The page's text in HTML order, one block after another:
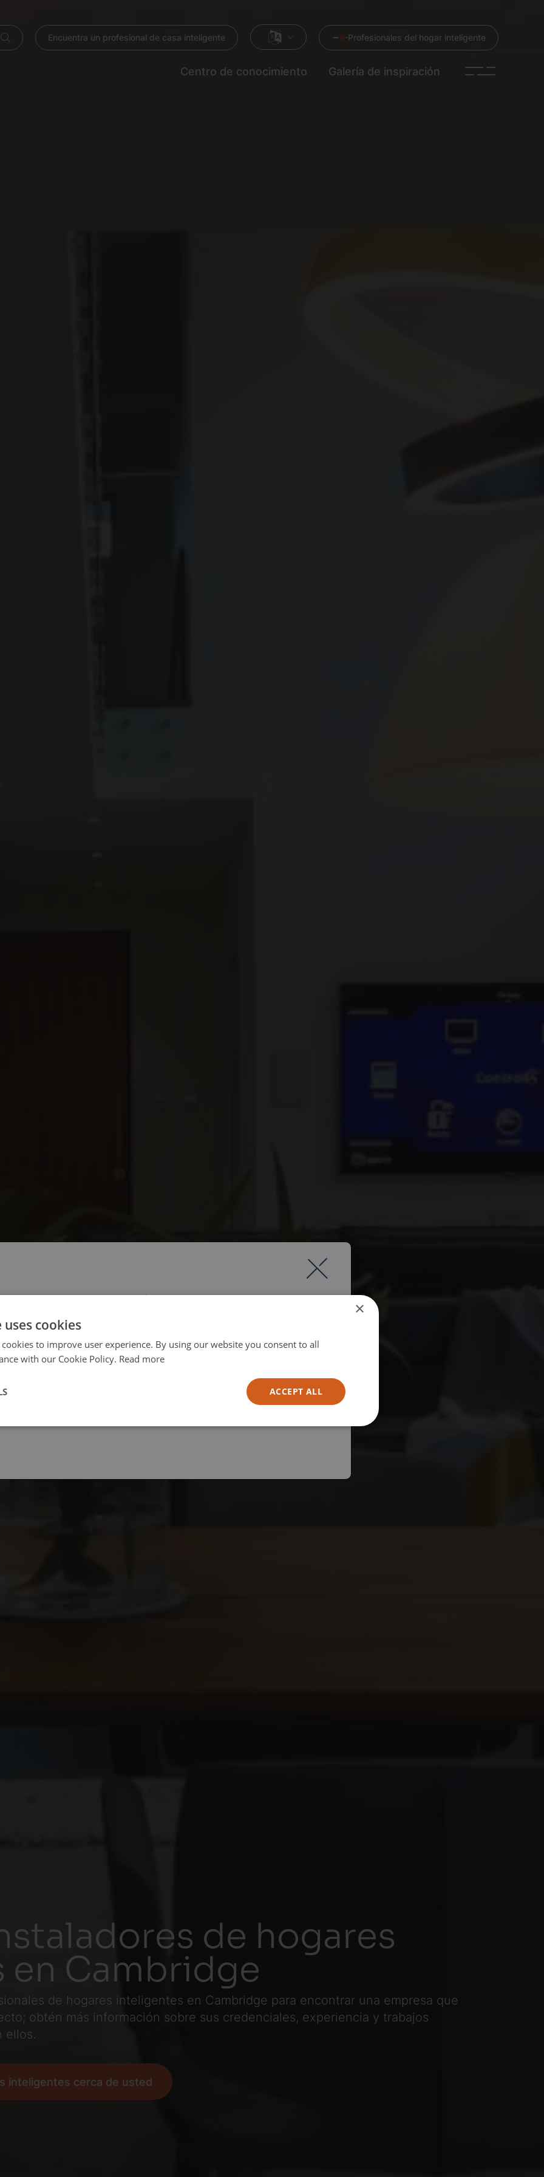
Encuentra un profesional de casa inteligente Profesionales del hogar inteligente
Centro de conocimiento Galería de inspiración
de hogares
Cambridge
de hogares inteligentes en Cambridge para encontrar una empresa que
obtén más información sobre sus credenciales, experiencia y trabajos
ellos.
inteligentes cerca de usted
your region/language ×
cookies
to improve user experience. By using our website you consent to all
with our Cookie Policy. Read more
ACCEPT ALL